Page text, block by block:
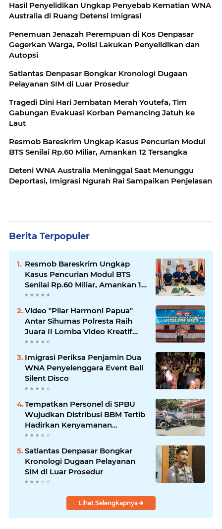
Hasil Penyelidikan Ungkap Penyebab Kematian WNA
Australia di Ruang Detensi Imigrasi
Penemuan Jenazah Perempuan di Kos Denpasar
Gegerkan Warga, Polisi Lakukan Penyelidikan dan
Autopsi
Satlantas Denpasar Bongkar Kronologi Dugaan
Pelayanan SIM di Luar Prosedur
Tragedi Dini Hari Jembatan Merah Youtefa, Tim
Gabungan Evakuasi Korban Pemancing Jatuh ke
Laut
Resmob Bareskrim Ungkap Kasus Pencurian Modul
BTS Senilai Rp.60 Miliar, Amankan 12 Tersangka
Deteni WNA Australia Meninggal Saat Menunggu
Deportasi, Imigrasi Ngurah Rai Sampaikan Penjelasan
Berita Terpopuler
Resmob Bareskrim Ungkap
Kasus Pencurian Modul BTS
Senilai Rp.60 Miliar, Amankan 12
Tersangka
Video "Pilar Harmoni Papua"
Antar Sihumas Polresta Raih
Juara II Lomba Video Kreatif
Hari Bhayangkara ke-80
Imigrasi Periksa Penjamin Dua
WNA Penyelenggara Event Bali
Silent Disco
‎Tempatkan Personel di SPBU
Wujudkan Distribusi BBM Tertib
Hadirkan Kenyamanan
Masyarakat
Satlantas Denpasar Bongkar
Kronologi Dugaan Pelayanan
SIM di Luar Prosedur
Lihat Selengkapnya